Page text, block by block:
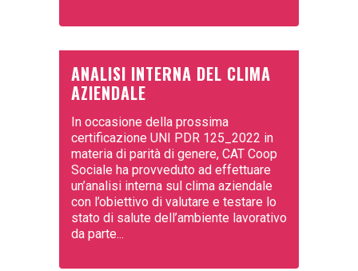
ANALISI INTERNA DEL CLIMA
AZIENDALE
In occasione della prossima
certificazione UNI PDR 125_2022 in
materia di parità di genere, CAT Coop
Sociale ha provveduto ad effettuare
un’analisi interna sul clima aziendale
con l’obiettivo di valutare e testare lo
stato di salute dell’ambiente lavorativo
da parte...